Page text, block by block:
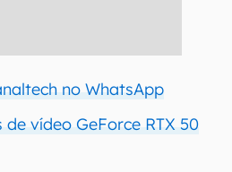
no WhatsApp
vídeo GeForce RTX 50